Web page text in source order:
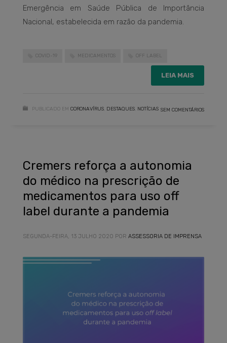
Emergência em Saúde Pública de Importância
Nacional, estabelecida em razão da pandemia.
COVID-19 MEDICAMENTOS OFF LABEL
LEIA MAIS
PUBLICADO EM CORONAVÍRUS DESTAQUES NOTÍCIAS SEM COMENTÁRIOS
Cremers reforça a autonomia
do médico na prescrição de
medicamentos para uso off
label durante a pandemia
SEGUNDA-FEIRA, 13 JULHO 2020 POR ASSESSORIA DE IMPRENSA